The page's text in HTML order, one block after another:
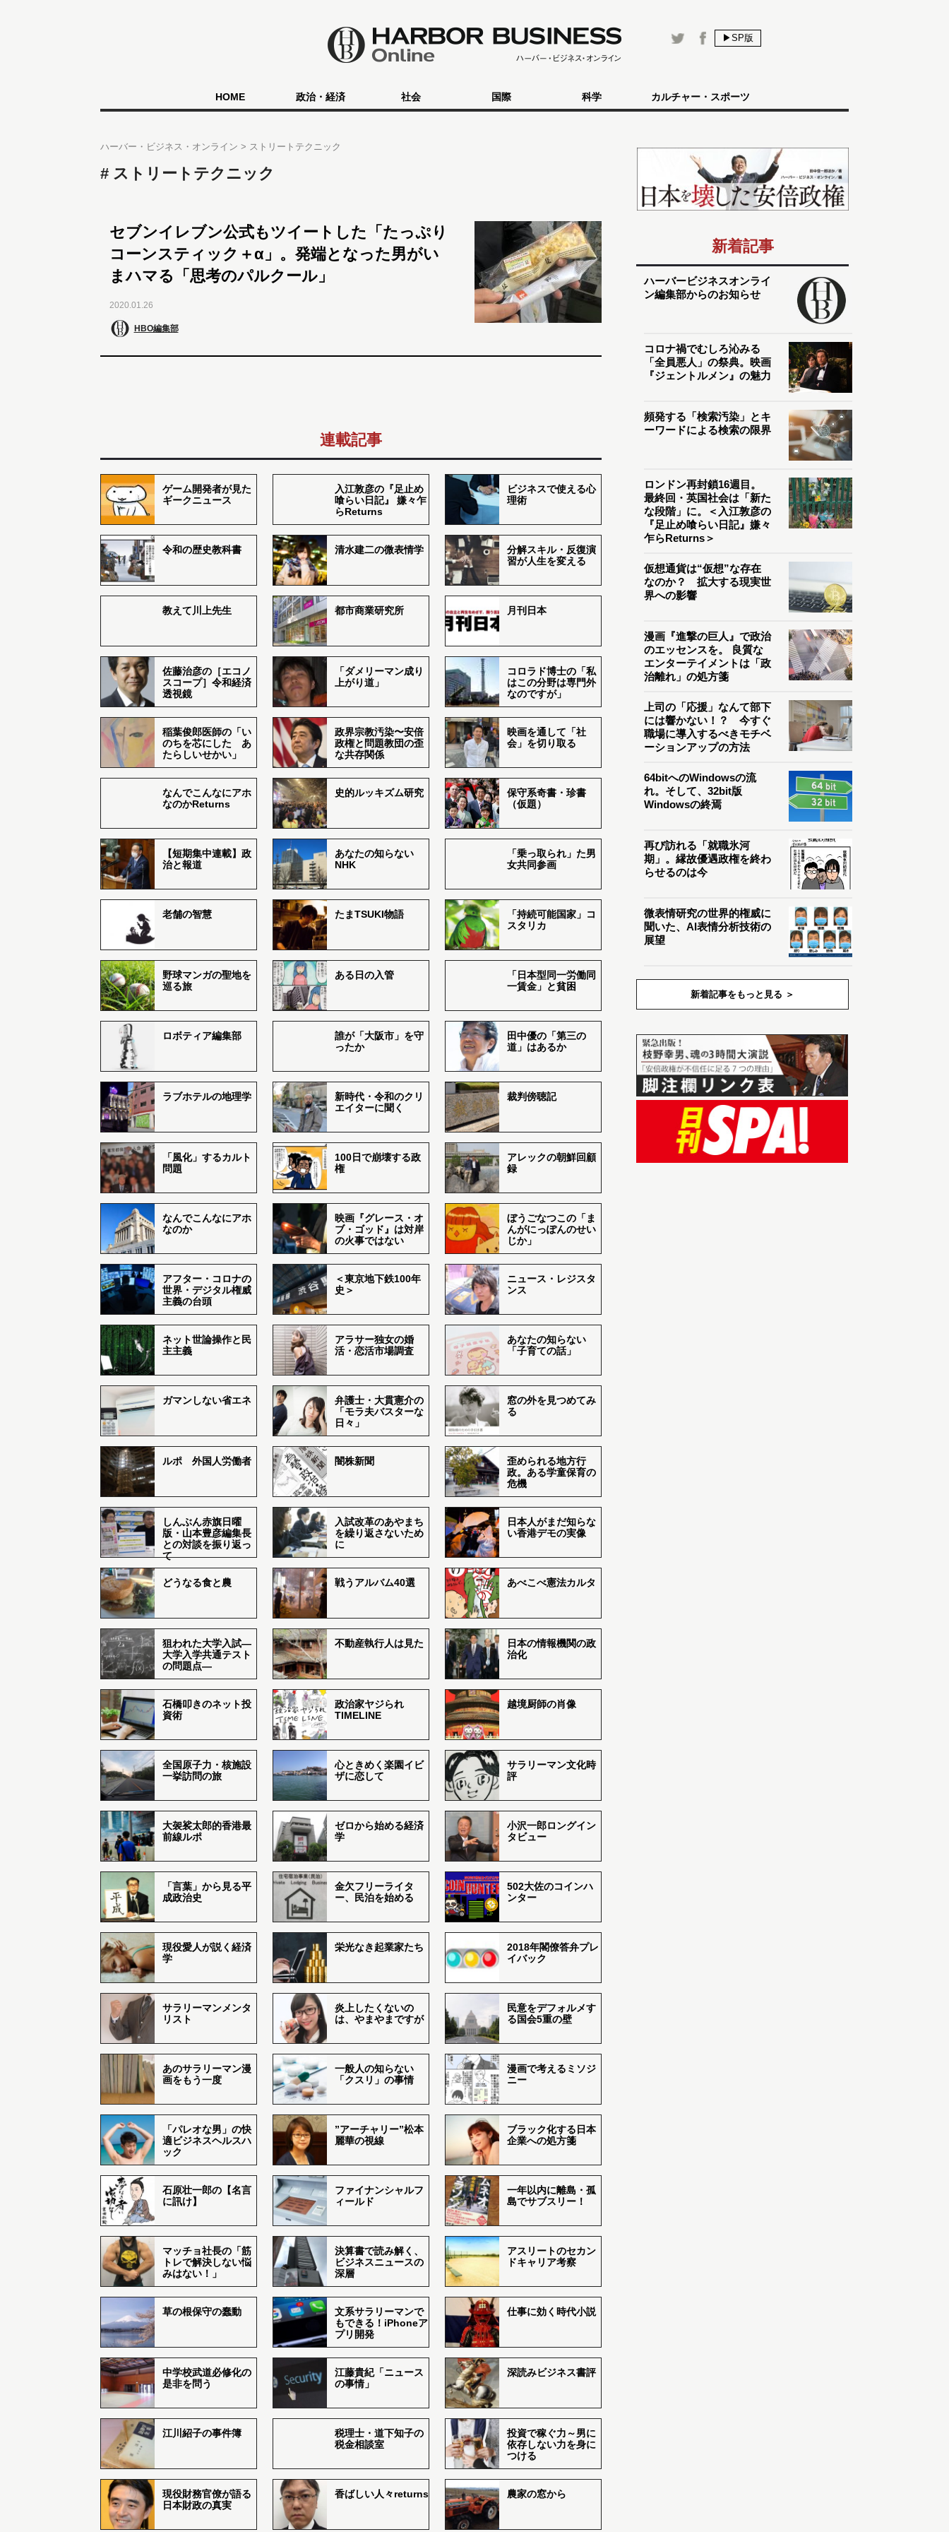
▶SP版
HOME 政治・経済 社会 国際 科学 カルチャー・スポーツ
ハーバー・ビジネス・オンライン ストリートテクニック
ストリートテクニック
セブンイレブン公式もツイートした「たっぷり
コーンスティック＋α」。発端となった男がい
まハマる「思考のパルクール」
2020.01.26
HBO編集部
連載記事
ゲーム開発者が見た
ギークニュース
入江敦彦の『足止め
喰らい日記』 嫌々乍
らReturns
ビジネスで使える心
理術
令和の歴史教科書 清水建二の微表情学
分解スキル・反復演
習が人生を変える
教えて川上先生 都市商業研究所 月刊日本
佐藤治彦の［エコノ
スコープ］令和経済
透視鏡
「ダメリーマン成り
上がり道」
コロラド博士の「私
はこの分野は専門外
なのですが」
稲葉俊郎医師の「い
のちを芯にした あ
たらしいせかい」
政界宗教汚染〜安倍
政権と問題教団の歪
な共存関係
映画を通して「社
会」を切り取る
なんでこんなにアホ
なのかReturns
史的ルッキズム研究
保守系奇書・珍書
（仮題）
【短期集中連載】政
治と報道
あなたの知らない
NHK
「乗っ取られ」た男
女共同参画
老舗の智慧 たまTSUKI物語
「持続可能国家」コ
スタリカ
野球マンガの聖地を
巡る旅
ある日の入管
「日本型同一労働同
一賃金」と貧困
ロボティア編集部
誰が「大阪市」を守
ったか
田中優の「第三の
道」はあるか
ラブホテルの地理学
新時代・令和のクリ
エイターに聞く
裁判傍聴記
「風化」するカルト
問題
100日で崩壊する政
権
アレックの朝鮮回顧
録
なんでこんなにアホ
なのか
映画『グレース・オ
ブ・ゴッド』は対岸
の火事ではない
ぼうごなつこの「ま
んがにっぽんのせい
じか」
アフター・コロナの
世界・デジタル権威
主義の台頭
＜東京地下鉄100年
史＞
ニュース・レジスタ
ンス
ネット世論操作と民
主主義
アラサー独女の婚
活・恋活市場調査
あなたの知らない
「子育ての話」
ガマンしない省エネ
弁護士・大貫憲介の
「モラ夫バスターな
日々」
窓の外を見つめてみ
る
ルポ 外国人労働者 闇株新聞
歪められる地方行
政。ある学童保育の
危機
しんぶん赤旗日曜
版・山本豊彦編集長
との対談を振り返っ
て
入試改革のあやまち
を繰り返さないため
に
日本人がまだ知らな
い香港デモの実像
どうなる食と農 戦うアルバム40選 あべこべ憲法カルタ
狙われた大学入試―
大学入学共通テスト
の問題点―
不動産執行人は見た
日本の情報機関の政
治化
石橋叩きのネット投
資術
政治家ヤジられ
TIMELINE
越境厨師の肖像
全国原子力・核施設
一挙訪問の旅
心ときめく楽園イビ
ザに恋して
サラリーマン文化時
評
大袈裟太郎的香港最
前線ルポ
ゼロから始める経済
学
小沢一郎ロングイン
タビュー
「言葉」から見る平
成政治史
金欠フリーライタ
ー、民泊を始める
502大佐のコインハ
ンター
現役愛人が説く経済
学
栄光なき起業家たち
2018年閣僚答弁プレ
イバック
サラリーマンメンタ
リスト
炎上したくないの
は、やまやまですが
民意をデフォルメす
る国会5重の壁
あのサラリーマン漫
画をもう一度
一般人の知らない
「クスリ」の事情
漫画で考えるミソジ
ニー
「パレオな男」の快
適ビジネスヘルスハ
ック
”アーチャリー”松本
麗華の視線
ブラック化する日本
企業への処方箋
石原壮一郎の【名言
に訊け】
ファイナンシャルフ
ィールド
一年以内に離島・孤
島でサブスリー！
マッチョ社長の「筋
トレで解決しない悩
みはない！」
決算書で読み解く、
ビジネスニュースの
深層
アスリートのセカン
ドキャリア考察
草の根保守の蠢動
文系サラリーマンで
もできる！iPhoneア
プリ開発
仕事に効く時代小説
中学校武道必修化の
是非を問う
江藤貴紀「ニュース
の事情」
深読みビジネス書評
江川紹子の事件簿
税理士・道下知子の
税金相談室
投資で稼ぐ力～男に
依存しない力を身に
つける
現役財務官僚が語る
日本財政の真実
香ばしい人々returns 農家の窓から
新着記事
ハーバービジネスオンライ
ン編集部からのお知らせ
コロナ禍でむしろ沁みる
「全員悪人」の祭典。映画
『ジェントルメン』の魅力
頻発する「検索汚染」とキ
ーワードによる検索の限界
ロンドン再封鎖16週目。
最終回・英国社会は「新た
な段階」に。＜入江敦彦の
『足止め喰らい日記』嫌々
乍らReturns＞
仮想通貨は“仮想”な存在
なのか？ 拡大する現実世
界への影響
漫画『進撃の巨人』で政治
のエッセンスを。 良質な
エンターテイメントは「政
治離れ」の処方箋
上司の「応援」なんて部下
には響かない！？ 今すぐ
職場に導入するべきモチベ
ーションアップの方法
64bitへのWindowsの流
れ。そして、32bit版
Windowsの終焉
再び訪れる「就職氷河
期」。縁故優遇政権を終わ
らせるのは今
微表情研究の世界的権威に
聞いた、AI表情分析技術の
展望
新着記事をもっと見る